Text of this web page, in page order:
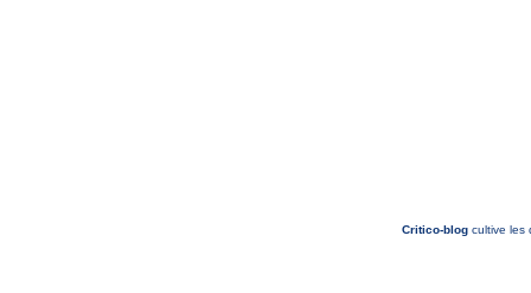
Critico-blog cultive les